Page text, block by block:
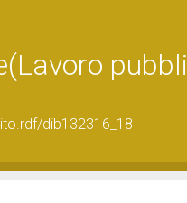
dib132316_18